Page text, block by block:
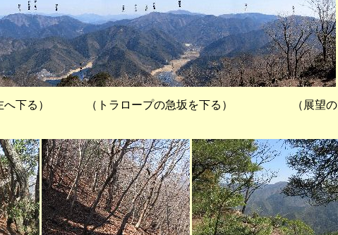
へ下る） （トラロープの急坂を下る） （展望の